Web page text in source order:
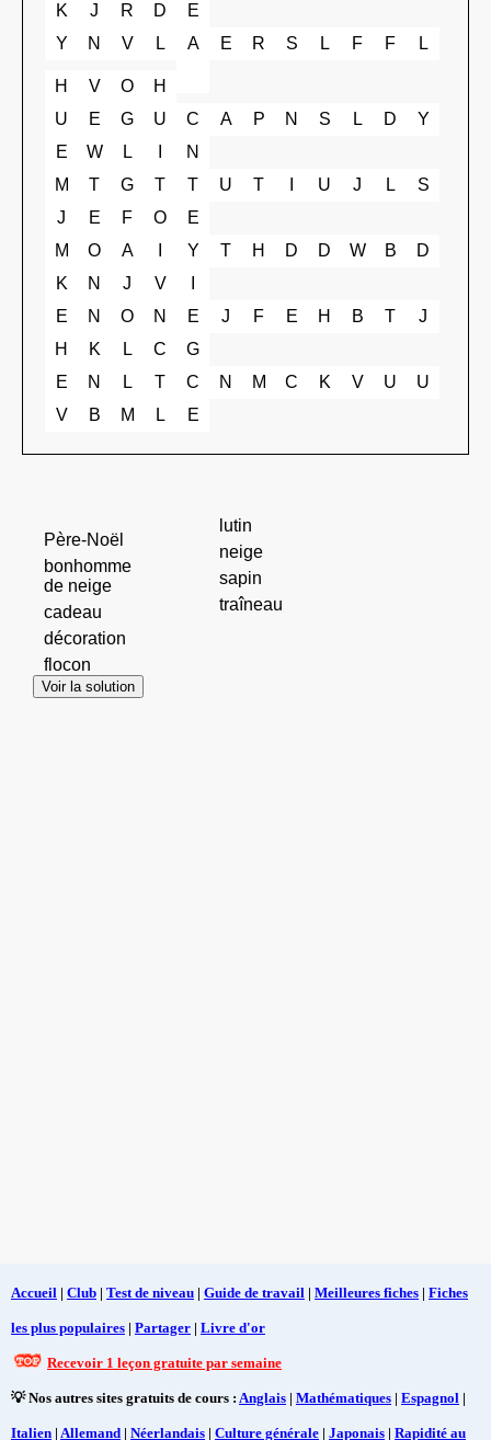
K
J R D
E
Y
N V L A E R S L F F L
H V O
H
U
E G U C A P N S L D
Y
E
W L
N
M
T G T T U T U J L
S
J
E F O
E
M
O A Y T H D D W B
D
K
N J V
E
N O N E J F E H B T
J
H
K L C
G
E
N L T C N M C K V U
U
V
B M L E
Père-Noël
bonhomme
de neige
cadeau
décoration
flocon
lutin
neige
sapin
traîneau
Voir la solution
Accueil | Club | Test de niveau | Guide de travail | Meilleures fiches | Fiches
les plus populaires | Partager | Livre d'or
Recevoir 1 leçon gratuite par semaine
💡 Nos autres sites gratuits de cours : Anglais | Mathématiques | Espagnol |
Italien | Allemand | Néerlandais | Culture générale | Japonais | Rapidité au